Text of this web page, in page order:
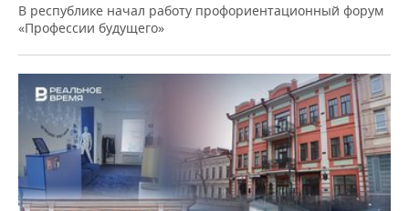
В республике начал работу профориентационный форум
«Профессии будущего»